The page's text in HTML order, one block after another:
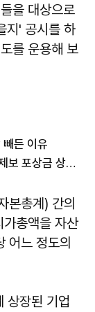
을 대상으로
지' 공시를 하
를 운용해 보
든 이유
6년 저PBR이면 '주가 누르기' 추정…탈세제보 포상금 상한 없앤다
본총계) 간의
총액을 자산
어느 정도의
상장된 기업